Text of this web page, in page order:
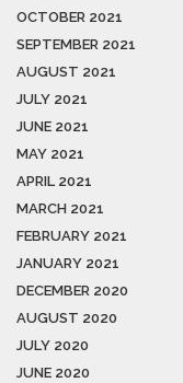
OCTOBER 2021
SEPTEMBER 2021
AUGUST 2021
JULY 2021
JUNE 2021
MAY 2021
APRIL 2021
MARCH 2021
FEBRUARY 2021
JANUARY 2021
DECEMBER 2020
AUGUST 2020
JULY 2020
JUNE 2020